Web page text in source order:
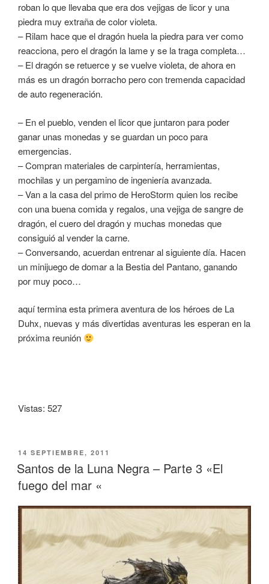
roban lo que llevaba que era dos vejigas de licor y una
piedra muy extraña de color violeta.
– Rilam hace que el dragón huela la piedra para ver como
reacciona, pero el dragón la lame y se la traga completa…
– El dragón se retuerce y se vuelve violeta, de ahora en
más es un dragón borracho pero con tremenda capacidad
de auto regeneración.
– En el pueblo, venden el licor que juntaron para poder
ganar unas monedas y se guardan un poco para
emergencias.
– Compran materiales de carpintería, herramientas,
mochilas y un pergamino de ingeniería avanzada.
– Van a la casa del primo de HeroStorm quien los recibe
con una buena comida y regalos, una vejiga de sangre de
dragón, el cuero del dragón y muchas monedas que
consiguió al vender la carne.
– Conversando, acuerdan entrenar al siguiente día. Hacen
un minijuego de domar a la Bestia del Pantano, ganando
por muy poco…
aquí termina esta primera aventura de los héroes de La
Duhx, nuevas y más divertidas aventuras les esperan en la
próxima reunión
Vistas: 527
PUBLICADO
EL
14 SEPTIEMBRE, 2011
Santos de la Luna Negra – Parte 3 «El
fuego del mar «